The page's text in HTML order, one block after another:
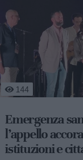
319
A volte
«Mangèt’ e
CASTELLANETA